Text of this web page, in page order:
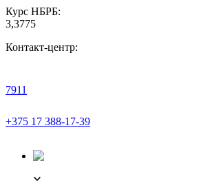
Курс НБРБ:
3,3775
Контакт-центр:
7911
+375 17 388-17-39